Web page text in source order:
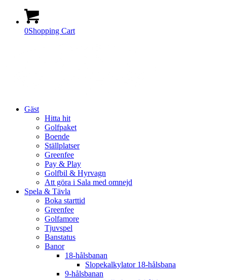
0Shopping Cart
Gäst
Hitta hit
Golfpaket
Boende
Ställplatser
Greenfee
Pay & Play
Golfbil & Hyrvagn
Att göra i Sala med omnejd
Spela & Tävla
Boka starttid
Greenfee
Golfamore
Tjuvspel
Banstatus
Banor
18-hålsbanan
Slopekalkylator 18-hålsbana
9-hålsbanan